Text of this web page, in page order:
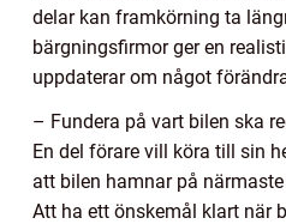
delar kan framkörning ta
bärgningsfirmor ger en
uppdaterar om något
– Fundera på vart bilen ska
En del förare vill köra till sin
att bilen hamnar på
Att ha ett önskemål klart när